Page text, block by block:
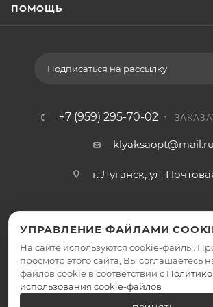
ПОМОЩЬ
Подписаться на рассылку
+7 (959) 295-70-02
klyaksaopt@mail.ru
г. Луганск, ул.
2026 © КляксаОпт - интернет-
УПРАВЛЕНИЕ ФАЙЛАМИ
На сайте используются cookie-файлы.
просмотр этого сайта, Вы соглашаетесь
файлов cookie в соответствии с
использования cookie-файлов